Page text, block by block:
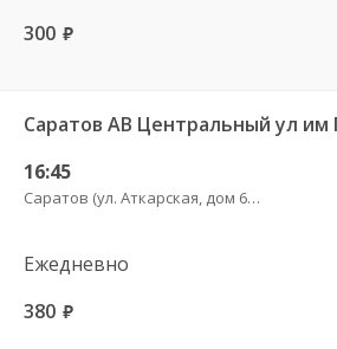
300 руб.
16:45
Саратов (ул. Аткарская, дом 66 А)
Ежедневно
380 руб.